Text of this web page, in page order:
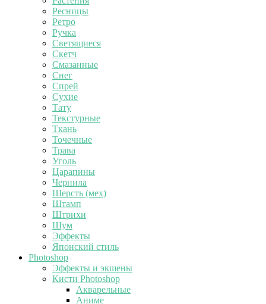
Ресницы
Ретро
Ручка
Светящиеся
Скетч
Смазанные
Снег
Спрей
Сухие
Тату
Текстурные
Ткань
Точечные
Трава
Уголь
Царапины
Чернила
Шерсть (мех)
Штамп
Штрихи
Шум
Эффекты
Японский стиль
Photoshop
Эффекты и экшены
Кисти Photoshop
Акварельные
Аниме